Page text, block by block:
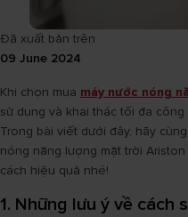
Đã xuất bản trên
09 June 2024
Khi chọn mua máy nước nóng
sử dụng và khai thác tối đa
Trong bài viết dưới đây, hãy
nóng năng lượng mặt trời
cách hiệu quả nhé!
1. Những lưu ý về cách